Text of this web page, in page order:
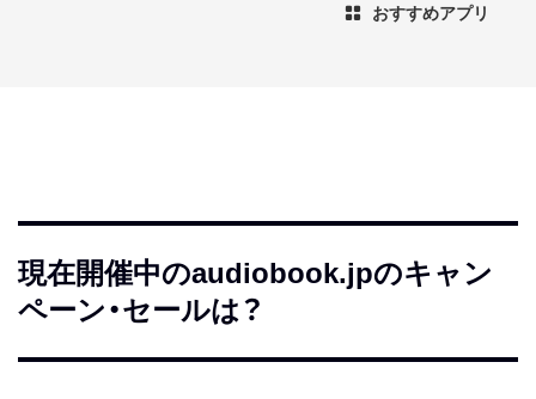
おすすめアプリ
現在開催中のaudiobook.jpのキャン
ペーン・セールは？